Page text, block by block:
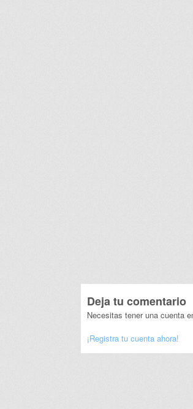
Deja tu comentario
Necesitas tener una cuenta
¡Registra tu cuenta ahora!